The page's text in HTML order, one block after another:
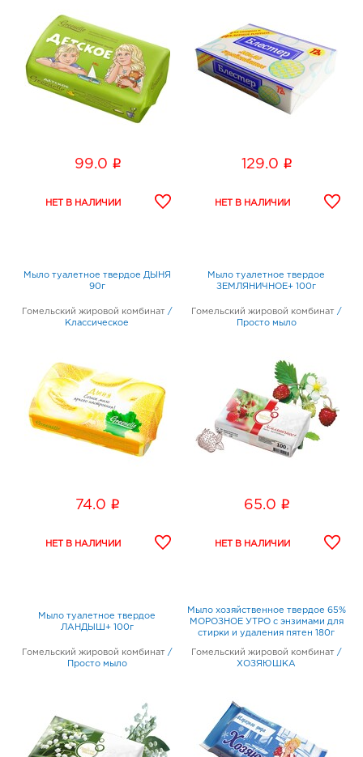
99.0 i 129.0 i
Мыло туалетное твердое ДЫНЯ
90г
Гомельский жировой комбинат /
Классическое
74.0 i
Мыло туалетное твердое
ЗЕМЛЯНИЧНОЕ+ 100г
Гомельский жировой комбинат /
Просто мыло
65.0 i
Мыло туалетное твердое
ЛАНДЫШ+ 100г
Гомельский жировой комбинат /
Просто мыло
Мыло хозяйственное твердое 65%
МОРОЗНОЕ УТРО с энзимами для
стирки и удаления пятен 180г
Гомельский жировой комбинат /
ХОЗЯЮШКА